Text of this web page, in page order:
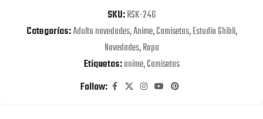
SKU:RSK-246
Categorías:Adulto novedades,Anime,Camisetas,Estudio Ghibli,
Novedades,Ropa
Etiquetas:anime,Camisetas
Follow: